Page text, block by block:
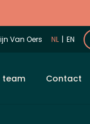
Van Oers NL | EN
team Contact